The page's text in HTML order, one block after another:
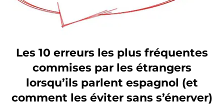
Les 10 erreurs les plus fréquentes
commises par les étrangers
lorsqu’ils parlent espagnol (et
comment les éviter sans s’énerver)